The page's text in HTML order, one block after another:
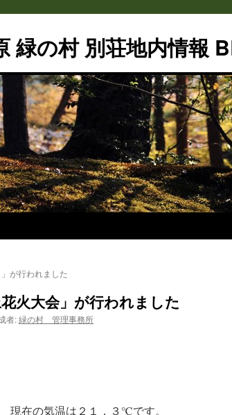
緑の村 別荘地内情報
が行われました
花火大会」が行われました
者:緑の村 管理事務所
在の気温は２１．３℃です。